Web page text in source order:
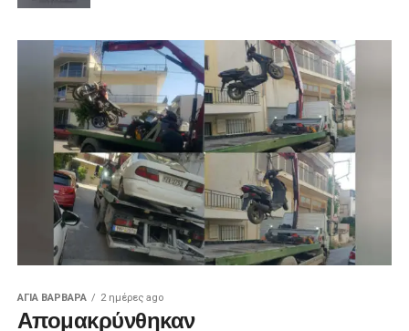
ΑΓΙΑ ΒΑΡΒΑΡΑ 2 ημέρες ago
Απομακρύνθηκαν